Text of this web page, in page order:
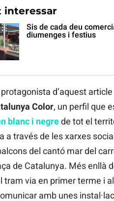
interessar
Sis de cada deu
diumenges i festius
d’aquest
Color, un perfil que
blanc i negrede tot el
a través de les xarxes
del cantó mar del
de Catalunya. Més enllà
tram via en primer terme i
amb unes